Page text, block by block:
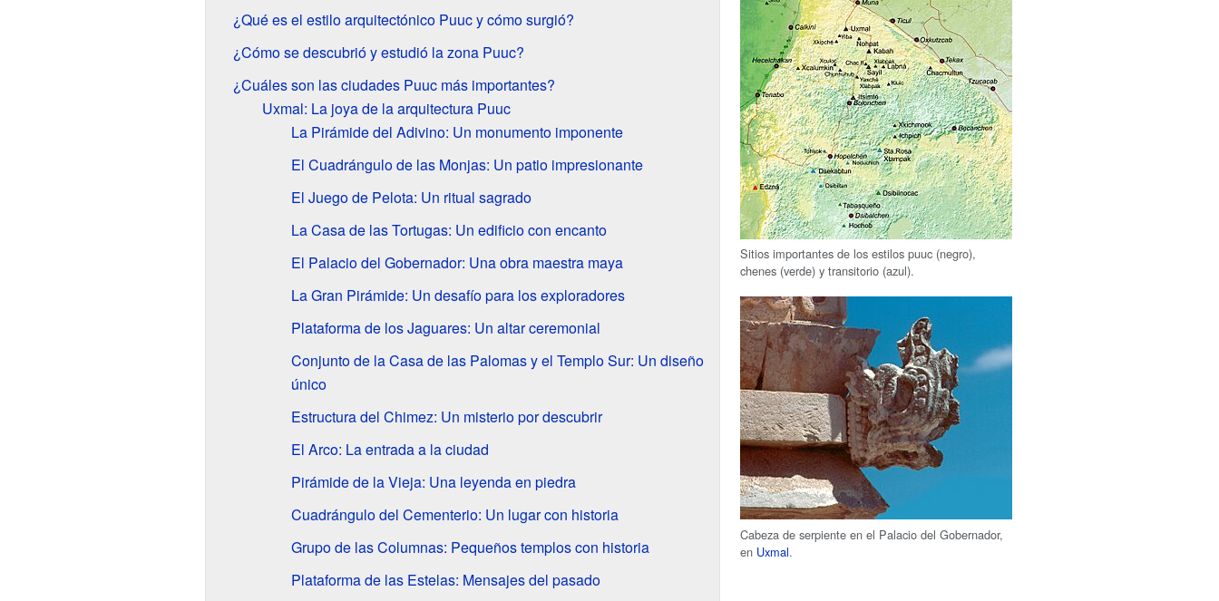
Sitios importantes de los estilos puuc (negro),
chenes (verde) y transitorio (azul).
Cabeza de serpiente en el Palacio del Gobernador,
en Uxmal.
¿Qué es el estilo arquitectónico Puuc y cómo surgió?
¿Cómo se descubrió y estudió la zona Puuc?
¿Cuáles son las ciudades Puuc más importantes?
Uxmal: La joya de la arquitectura Puuc
La Pirámide del Adivino: Un monumento imponente
El Cuadrángulo de las Monjas: Un patio impresionante
El Juego de Pelota: Un ritual sagrado
La Casa de las Tortugas: Un edificio con encanto
El Palacio del Gobernador: Una obra maestra maya
La Gran Pirámide: Un desafío para los exploradores
Plataforma de los Jaguares: Un altar ceremonial
Conjunto de la Casa de las Palomas y el Templo Sur: Un diseño
único
Estructura del Chimez: Un misterio por descubrir
El Arco: La entrada a la ciudad
Pirámide de la Vieja: Una leyenda en piedra
Cuadrángulo del Cementerio: Un lugar con historia
Grupo de las Columnas: Pequeños templos con historia
Plataforma de las Estelas: Mensajes del pasado